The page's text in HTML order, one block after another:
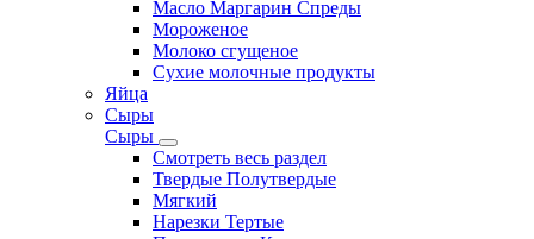
Масло Маргарин Спреды
Мороженое
Молоко сгущеное
Сухие молочные продукты
Яйца
Сыры
Сыры
Смотреть весь раздел
Твердые Полутвердые
Мягкий
Нарезки Тертые